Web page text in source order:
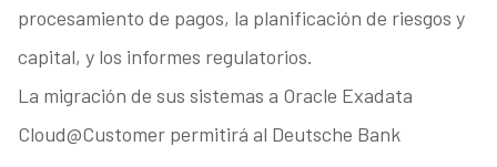
procesamiento de pagos, la planificación de riesgos y
capital, y los informes regulatorios.
La migración de sus sistemas a Oracle Exadata
Cloud@Customer permitirá al Deutsche Bank